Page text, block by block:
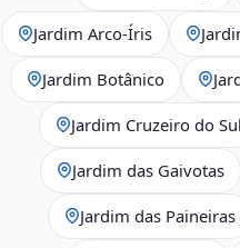
Jardim Arco‑Íris
Jardim Botânico
Jardim Cruzeiro do Sul
Jardim das Gaivotas
Jardim das Paineiras